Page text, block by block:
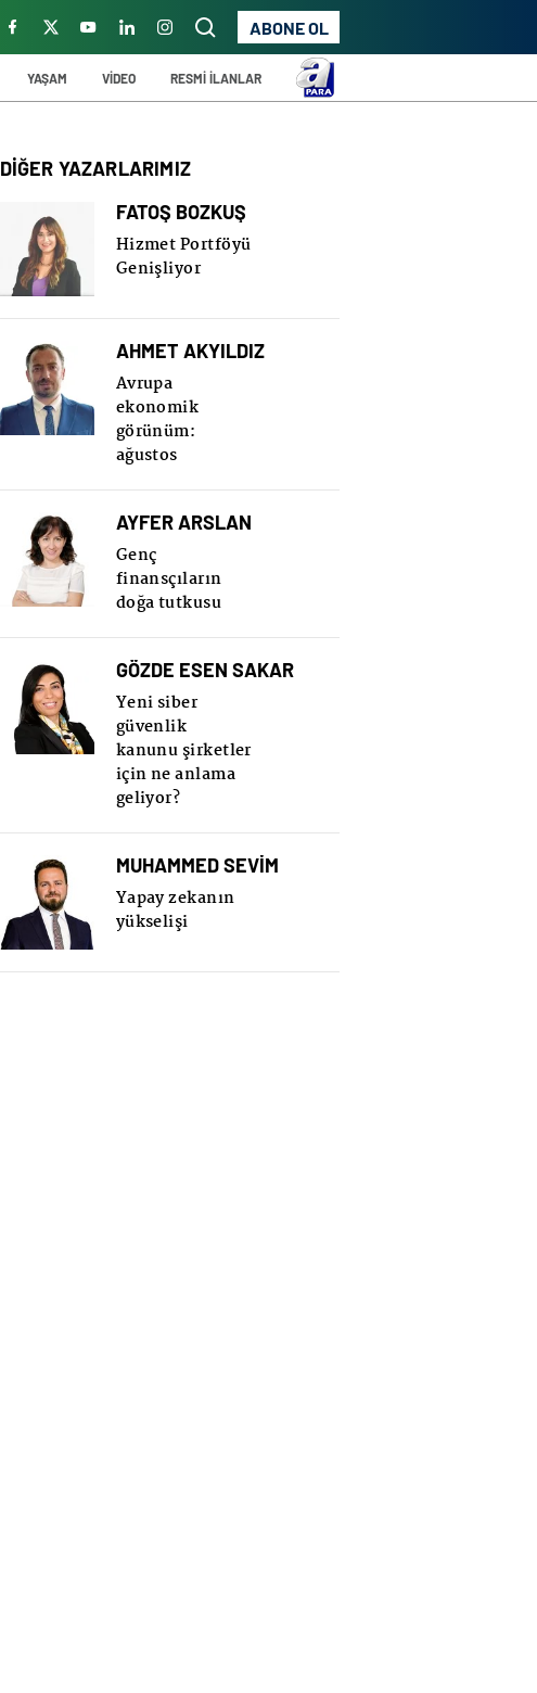
ABONE OL
YAŞAM VİDEO RESMİ İLANLAR
DİĞER YAZARLARIMIZ
FATOŞ BOZKUŞ
Hizmet Portföyü
Genişliyor
AHMET AKYILDIZ
Avrupa
ekonomik
görünüm:
ağustos
AYFER ARSLAN
Genç
finansçıların
doğa tutkusu
GÖZDE ESEN SAKAR
Yeni siber
güvenlik
kanunu şirketler
için ne anlama
geliyor?
MUHAMMED SEVİM
Yapay zekanın
yükselişi